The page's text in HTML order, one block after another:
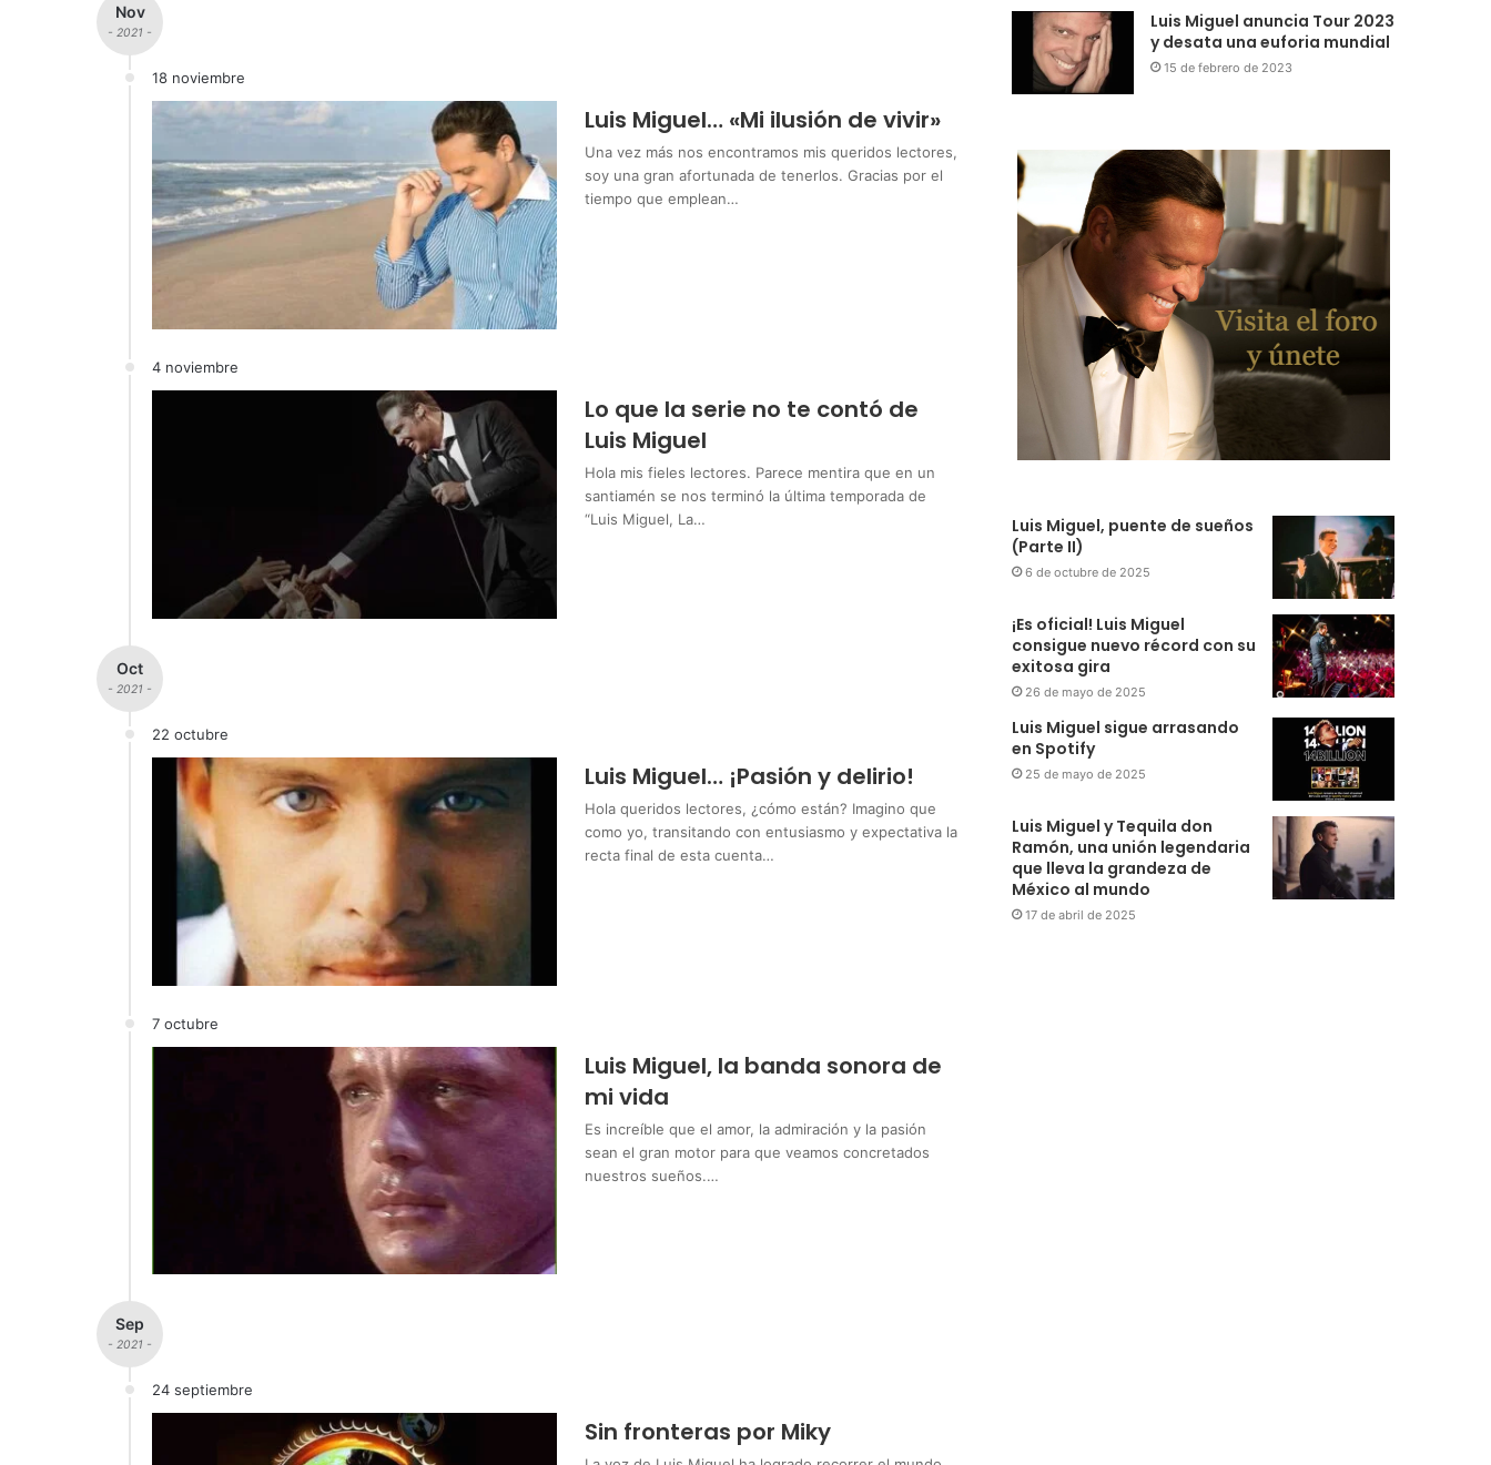
Nov
- 2021 -
18 noviembre
Luis Miguel… «Mi ilusión de vivir»
Una vez más nos encontramos mis queridos lectores,
soy una gran afortunada de tenerlos. Gracias por el
tiempo que emplean…
4 noviembre
Lo que la serie no te contó de
Luis Miguel
Hola mis fieles lectores. Parece mentira que en un
santiamén se nos terminó la última temporada de
“Luis Miguel, La…
Oct
- 2021 -
22 octubre
Luis Miguel… ¡Pasión y delirio!
Hola queridos lectores, ¿cómo están? Imagino que
como yo, transitando con entusiasmo y expectativa la
recta final de esta cuenta…
7 octubre
Luis Miguel, la banda sonora de
mi vida
Es increíble que el amor, la admiración y la pasión
sean el gran motor para que veamos concretados
nuestros sueños.…
Sep
- 2021 -
24 septiembre
Sin fronteras por Miky
Luis Miguel anuncia Tour 2023
y desata una euforia mundial
15 de febrero de 2023
Luis Miguel, puente de sueños
(Parte II)
6 de octubre de 2025
¡Es oficial! Luis Miguel
consigue nuevo récord con su
exitosa gira
26 de mayo de 2025
Luis Miguel sigue arrasando
en Spotify
25 de mayo de 2025
Luis Miguel y Tequila don
Ramón, una unión legendaria
que lleva la grandeza de
México al mundo
17 de abril de 2025